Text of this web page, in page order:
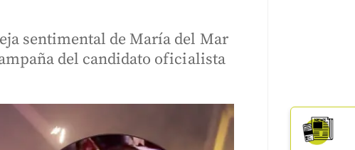
sentimental de María del Mar
del candidato oficialista